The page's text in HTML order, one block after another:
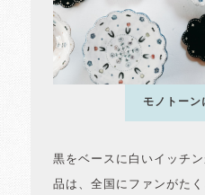
モノトー
黒をベースに白いイッチ
品は、全国にファンがた